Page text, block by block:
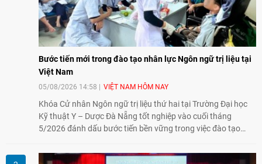
Bước tiến mới trong đào tạo nhân lực Ngôn ngữ trị liệu tại
Việt Nam
05/08/2026 14:58 VIỆT NAM HÔM NAY
Khóa Cử nhân Ngôn ngữ trị liệu thứ hai tại Trường Đại học
Kỹ thuật Y – Dược Đà Nẵng tốt nghiệp vào cuối tháng
5/2026 đánh dấu bước tiến bền vững trong việc đào tạo
tại Việt Nam.